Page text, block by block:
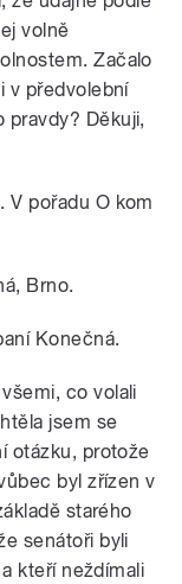
volně
Začalo
v předvolební
pravdy? Děkuji,
V pořadu O kom
Brno.
Konečná.
co volali
jsem se
otázku, protože
byl zřízen v
starého
senátoři byli
kteří neždímali